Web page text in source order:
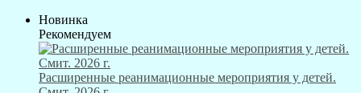
Новинка
Рекомендуем
Расширенные реанимационные мероприятия у детей.